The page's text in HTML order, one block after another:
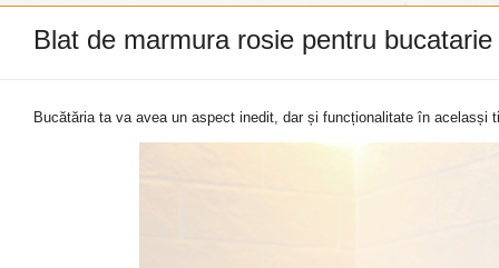
Blat de marmura rosie pentru bucatarie
Bucătăria ta va avea un aspect inedit, dar și funcționalitate în acelasși